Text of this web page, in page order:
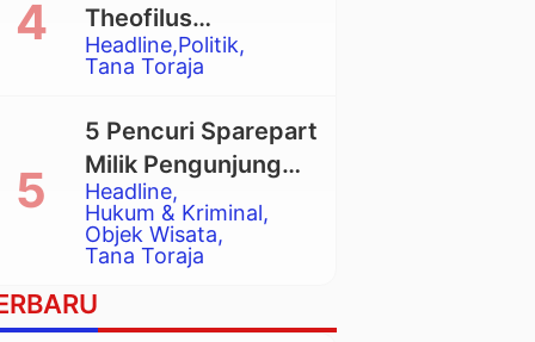
Adat Tongkonan
Headline Politik
Tana Toraja
Theofilus
Allorerung dan
Zadrak Tombe
sebagai Bupati dan
Wakil Bupati Tana
Toraja Terpilih
Headline
Hukum & Kriminal
Objek Wisata
Tana Toraja
5 Pencuri Sparepart
Milik Pengunjung
Objek Wisata
Pango-Pango
Ditangkap Polisi